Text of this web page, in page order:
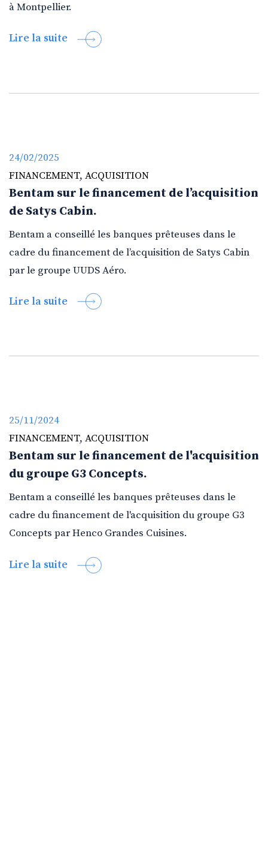
à Montpellier.
Lire la suite
24/02/2025
FINANCEMENT, ACQUISITION
Bentam sur le financement de l’acquisition
de Satys Cabin.
Bentam a conseillé les banques prêteuses dans le
cadre du financement de l’acquisition de Satys Cabin
par le groupe UUDS Aéro.
Lire la suite
25/11/2024
FINANCEMENT, ACQUISITION
Bentam sur le financement de l'acquisition
du groupe G3 Concepts.
Bentam a conseillé les banques prêteuses dans le
cadre du financement de l'acquisition du groupe G3
Concepts par Henco Grandes Cuisines.
Lire la suite